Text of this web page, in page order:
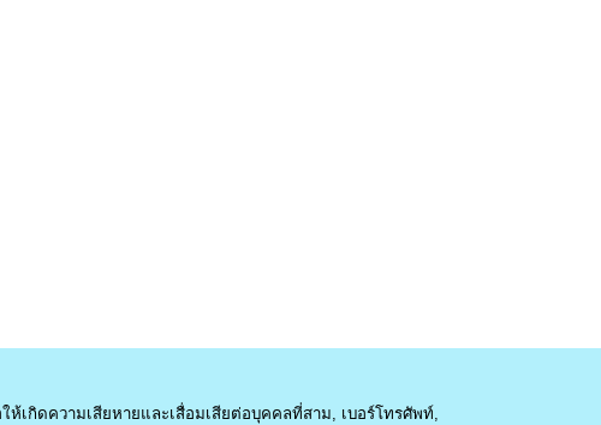
เกิดความเสียหายและเสื่อมเสียต่อบุคคลที่สาม, เบอร์โทรศัพท์,